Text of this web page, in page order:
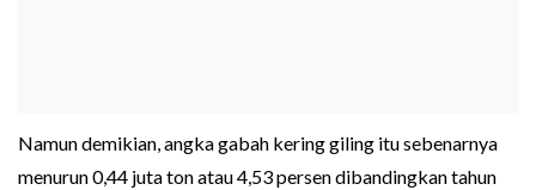
Namun demikian, angka gabah kering giling itu sebenarnya
menurun 0,44 juta ton atau 4,53 persen dibandingkan tahun